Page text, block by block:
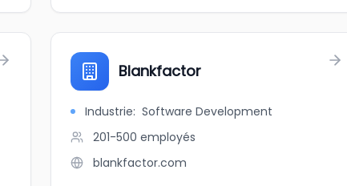
Blankfactor
Industrie: Software Development
201-500 employés
blankfactor.com